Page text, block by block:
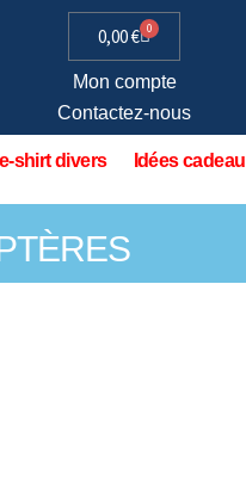
0,00€ 0
Mon compte
Contactez-nous
shirt divers Idées cadeau